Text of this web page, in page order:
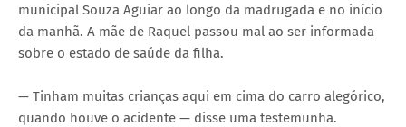
municipal Souza Aguiar ao longo da madrugada e no início
da manhã. A mãe de Raquel passou mal ao ser informada
sobre o estado de saúde da filha.
— Tinham muitas crianças aqui em cima do carro alegórico,
quando houve o acidente — disse uma testemunha.